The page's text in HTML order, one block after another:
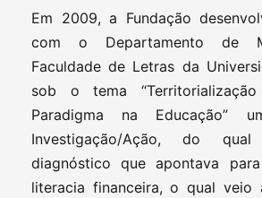
Em 2009, a Fundação
com o Departamento de
Faculdade de Letras da
sob o tema
Paradigma na Educação”
Investigação/Ação, do
diagnóstico que apontava
literacia financeira, o qual veio